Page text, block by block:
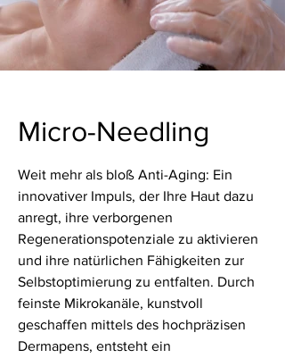
Micro-Needling
Weit mehr als bloß Anti-Aging: Ein
innovativer Impuls, der Ihre Haut dazu
anregt, ihre verborgenen
Regenerationspotenziale zu aktivieren
und ihre natürlichen Fähigkeiten zur
Selbstoptimierung zu entfalten. Durch
feinste Mikrokanäle, kunstvoll
geschaffen mittels des hochpräzisen
Dermapens, entsteht ein